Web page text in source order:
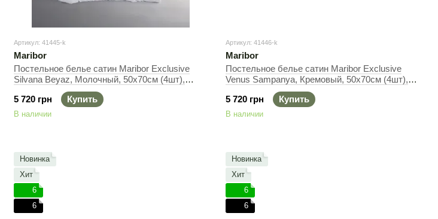
Артикул: 41445-k
Maribor
Постельное белье сатин Maribor Exclusive
Silvana Beyaz, Молочный, 50х70см (4шт),
Евро, 200х220 см, 240х260 см
5 720 грн
Купить
В наличии
Артикул: 41446-k
Maribor
Постельное белье сатин Maribor Exclusive
Venus Sampanya, Кремовый, 50х70см (4шт),
Евро, 200х220 см, 240х260 см
5 720 грн
Купить
В наличии
Новинка
Хит
6
6
Новинка
Хит
6
6